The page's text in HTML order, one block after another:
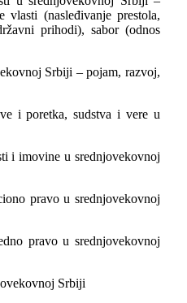
vlasti (nasleđivanje prestola,
prihodi), sabor (odnos
Srbiji – pojam, razvoj,
i poretka, sudstva i vere u
i imovine u srednjovekovnoj
pravo u srednjovekovnoj
pravo u srednjovekovnoj
Srbiji